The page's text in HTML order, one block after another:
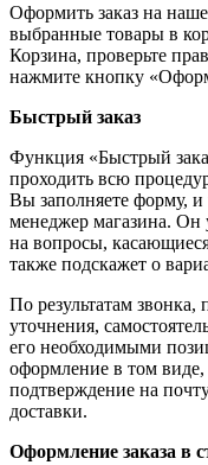
Оформить заказ на
выбранные товары в
Корзина, проверьте
нажмите кнопку
Быстрый заказ
Функция «Быстрый
проходить всю
Вы заполняете форму, и
менеджер магазина. Он
на вопросы,
также подскажет о
По результатам звонка,
уточнения,
его необходимыми
оформление в том виде,
подтверждение на
доставки.
Оформление заказа в